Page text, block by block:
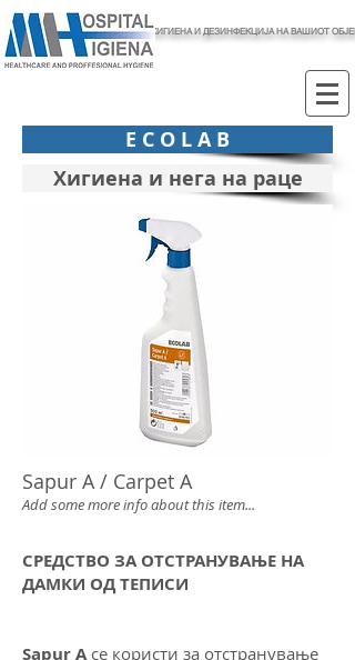
ХИГИЕНА И ДЕЗИНФЕКЦИЈА НА ВАШИОТ
E C O L A B
Хигиена и нега на раце
Sapur A / Carpet A
Add some more info about this item...
СРЕДСТВО ЗА ОТСТРАНУВАЊЕ НА
ДАМКИ ОД ТЕПИСИ
Sapur A се користи за отстранување